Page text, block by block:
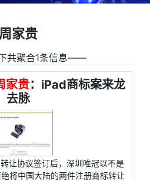
周家贵
共聚合1条信息――
家贵：iPad商标案来龙
去脉
让协议签订后，深圳唯冠以不是
将中国大陆的两件注册商标转让